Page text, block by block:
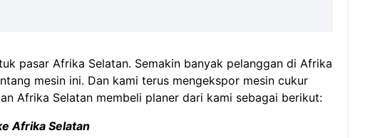
pasar Afrika Selatan. Semakin banyak pelanggan di Afrika
mesin ini. Dan kami terus mengekspor mesin cukur
Afrika Selatan membeli planer dari kami sebagai berikut:
Afrika Selatan